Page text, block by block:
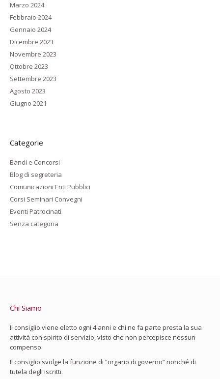
Marzo 2024
Febbraio 2024
Gennaio 2024
Dicembre 2023
Novembre 2023
Ottobre 2023
Settembre 2023
Agosto 2023
Giugno 2021
Categorie
Bandi e Concorsi
Blog di segreteria
Comunicazioni Enti Pubblici
Corsi Seminari Convegni
Eventi Patrocinati
Senza categoria
Chi Siamo
Il consiglio viene eletto ogni 4 anni e chi ne fa parte presta la sua
attività con spirito di servizio, visto che non percepisce nessun
compenso.
Il consiglio svolge la funzione di “organo di governo” nonché di
tutela degli iscritti.